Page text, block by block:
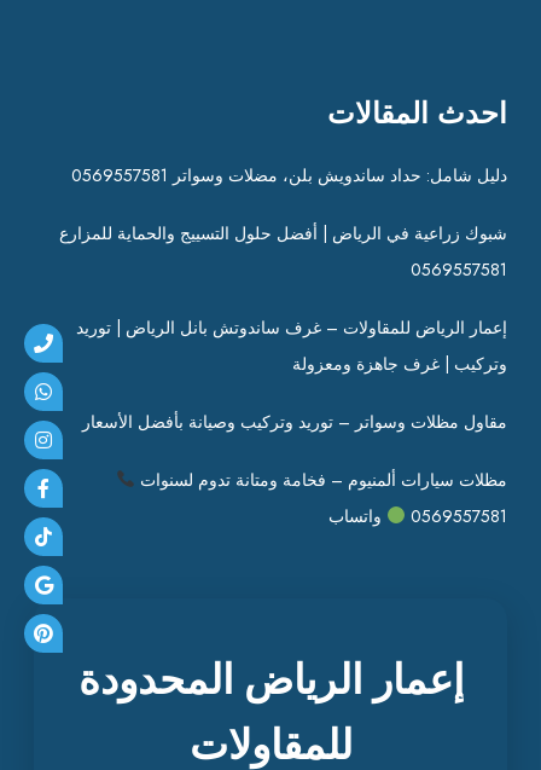
احدث المقالات
دليل شامل: حداد ساندويش بلن، مضلات وسواتر 0569557581
شبوك زراعية في الرياض | أفضل حلول التسييج والحماية للمزارع
0569557581
إعمار الرياض للمقاولات – غرف ساندوتش بانل الرياض | توريد
وتركيب | غرف جاهزة ومعزولة
مقاول مظلات وسواتر – توريد وتركيب وصيانة بأفضل الأسعار
مظلات سيارات ألمنيوم – فخامة ومتانة تدوم لسنوات
0569557581
واتساب
إعمار الرياض المحدودة
للمقاولات